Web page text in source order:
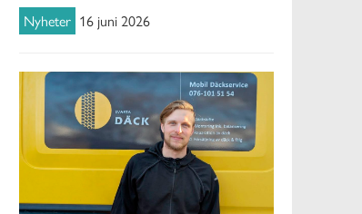
Nyheter 16 juni 2026